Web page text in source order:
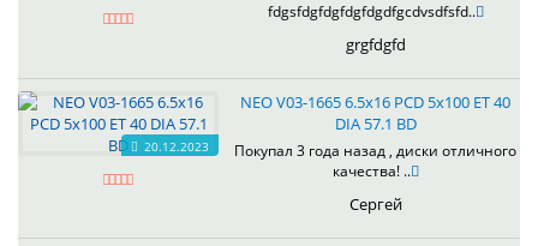
fdgsfdgfdgfdgfdgdfgcdvsdfsfd..
grgfdgfd
20.12.2023
NEO V03-1665 6.5x16 PCD 5x100 ET 40
DIA 57.1 BD
Покупал 3 года назад , диски отличного
качества! ..
Сергей